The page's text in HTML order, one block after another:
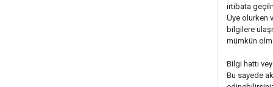
irtibata
Üye olurken
bilgilere
mümkün
Bilgi hattı
Bu sayede